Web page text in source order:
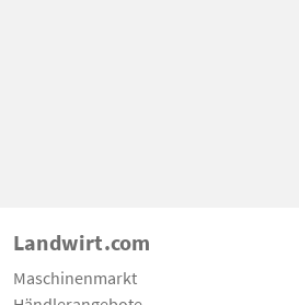
Landwirt.com
Maschinenmarkt